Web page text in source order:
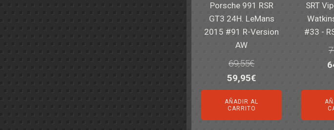
Porsche 991 RSR
GT3 24H. LeMans
2015 #91 R-Version
AW
69,55€
El
precio
original
era:
59,95€El
precio
actual
es:
AÑADIR AL
CARRITO
SRT
#33 -
El